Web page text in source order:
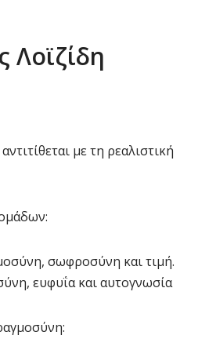
Λοϊζίδη
με τη ρεαλιστική
σωφροσύνη και τιμή.
ευφυΐα και αυτογνωσία